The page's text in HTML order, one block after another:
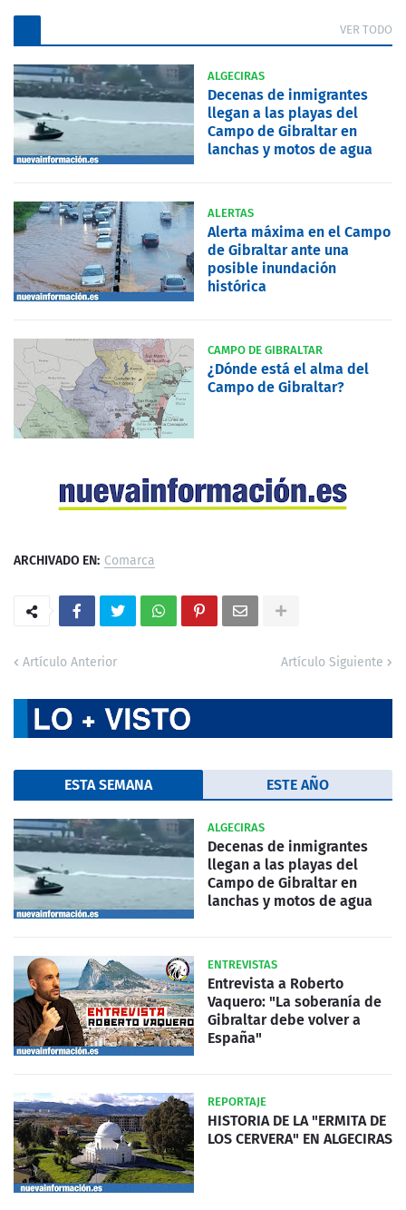
VER TODO
ALGECIRAS
Decenas de inmigrantes
llegan a las playas del
Campo de Gibraltar en
lanchas y motos de agua
ALERTAS
Alerta máxima en el Campo
de Gibraltar ante una
posible inundación
histórica
CAMPO DE GIBRALTAR
¿Dónde está el alma del
Campo de Gibraltar?
ARCHIVADO EN: Comarca
Artículo Anterior Artículo Siguiente
ESTA SEMANA ESTE AÑO
ALGECIRAS
Decenas de inmigrantes
llegan a las playas del
Campo de Gibraltar en
lanchas y motos de agua
ENTREVISTAS
Entrevista a Roberto
Vaquero: "La soberanía de
Gibraltar debe volver a
España"
REPORTAJE
HISTORIA DE LA "ERMITA DE
LOS CERVERA" EN ALGECIRAS